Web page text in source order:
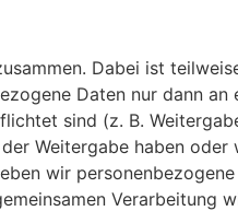
Dabei ist
Daten nur dann an
sind (z. B.
Weitergabe haben oder
wir
Verarbeitung